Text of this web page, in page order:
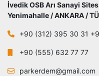
İvedik OSB Arı Sanayi
Yenimahalle / ANKARA /
+90 (312) 395 30 31
+90 (555) 632 77 77
parkerdem@gmail.com